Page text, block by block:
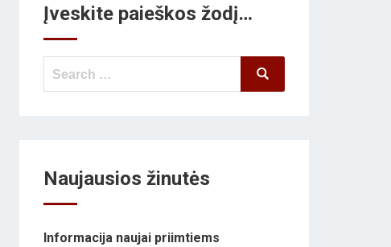
Įveskite paieškos žodį…
Search
Search
Naujausios žinutės
Informacija naujai priimtiems